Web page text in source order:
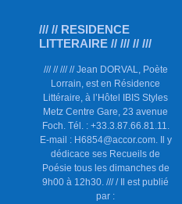
/// // RESIDENCE
LITTERAIRE // /// // ///
/// // /// // Jean DORVAL, Poète
Lorrain, est en Résidence
Littéraire, à l’Hôtel IBIS Styles
Metz Centre Gare, 23 avenue
Foch. Tél. : +33.3.87.66.81.11.
E-mail : H6854@accor.com. Il y
dédicace ses Recueils de
Poésie tous les dimanches de
9h00 à 12h30. /// / Il est publié
par :